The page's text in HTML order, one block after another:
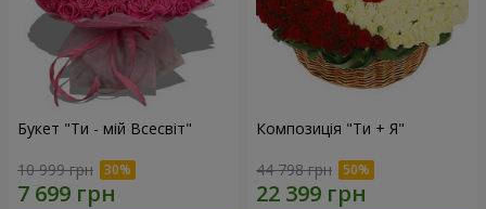
Букет "Ти - мій Всесвіт"
10 999 грн
Композиція "Ти + Я"
44 798 грн